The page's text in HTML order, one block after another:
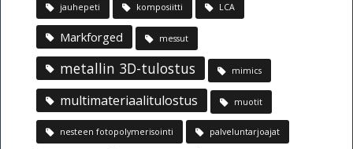
jauhepeti komposiitti LCA
Markforged messut
metallin 3D-tulostus mimics
multimateriaalitulostus muotit
nesteen fotopolymerisointi palveluntarjoajat